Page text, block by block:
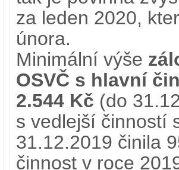
za leden 2020,
února.
Minimální výše
OSVČ s hlavní
2.544 Kč (do
s vedlejší činností
31.12.2019 činila
činnost v roce